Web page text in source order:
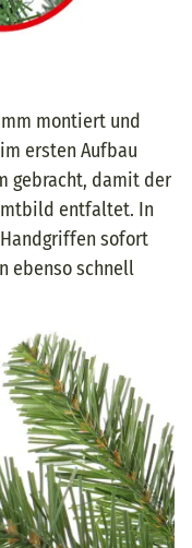
montiert und
ersten Aufbau
gebracht, damit der
entfaltet. In
sofort
ebenso schnell